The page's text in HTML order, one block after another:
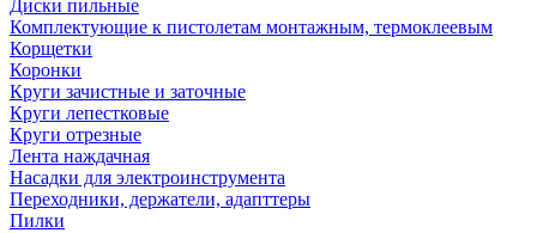
Диски пильные
Комплектующие к пистолетам монтажным, термоклеевым
Корщетки
Коронки
Круги зачистные и заточные
Круги лепестковые
Круги отрезные
Лента наждачная
Насадки для электроинструмента
Переходники, держатели, адапттеры
Пилки